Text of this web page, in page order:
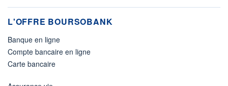
L'OFFRE BOURSOBANK
Banque en ligne
Compte bancaire en ligne
Carte bancaire